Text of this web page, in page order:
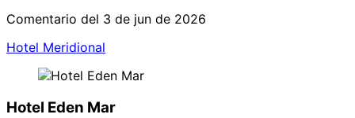
Comentario del 3 de jun de 2026
Hotel Meridional
Hotel Eden Mar